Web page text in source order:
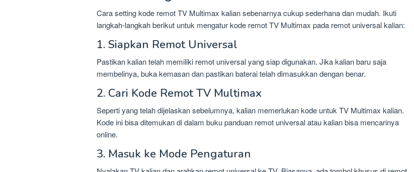
Cara setting kode remot TV Multimax kalian sebenarnya cukup sederhana dan mudah. Ikuti
langkah-langkah berikut untuk mengatur kode remot TV Multimax pada remot universal kalian:
1. Siapkan Remot Universal
Pastikan kalian telah memiliki remot universal yang siap digunakan. Jika kalian baru saja
membelinya, buka kemasan dan pastikan baterai telah dimasukkan dengan benar.
2. Cari Kode Remot TV Multimax
Seperti yang telah dijelaskan sebelumnya, kalian memerlukan kode untuk TV Multimax kalian.
Kode ini bisa ditemukan di dalam buku panduan remot universal atau kalian bisa mencarinya
online.
3. Masuk ke Mode Pengaturan